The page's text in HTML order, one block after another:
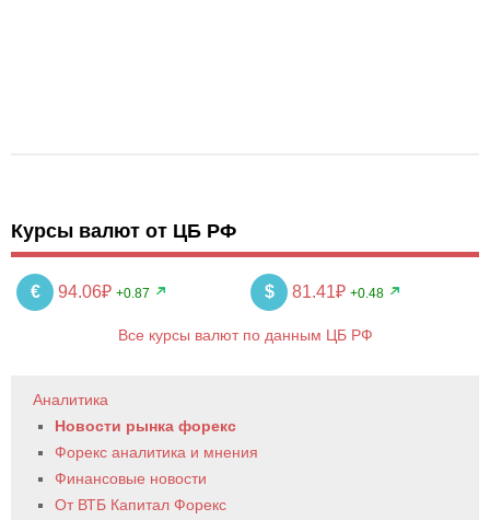
Курсы валют от ЦБ РФ
€ 94.06₽ +0.87 $ 81.41₽ +0.48
Все курсы валют по данным ЦБ РФ
Аналитика
Новости рынка форекс
Форекс аналитика и мнения
Финансовые новости
От ВТБ Капитал Форекс